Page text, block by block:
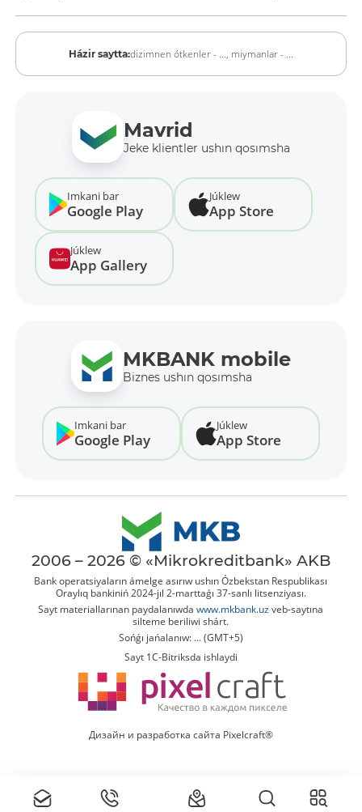
Házir saytta:dizimnen ótkenler - ..., miymanlar - ...
Mavrid
Jeke klientler ushın qosımsha
Imkani bar
Google Play
Júklew
App Store
Júklew
App Gallery
MKBANK mobile
Biznes ushın qosımsha
Imkani bar
Google Play
Júklew
App Store
2006 – 2026 © «Mikrokreditbank» AKB
Bank operatsiyaların ámelge asırıw ushın Ózbekstan Respublikası
Oraylıq bankiniń 2024-jıl 2-marttaǵı 37-sanlı litsenziyası.
Sayt materiallarınan paydalanıwdawww.mkbank.uz veb-saytına
silteme beriliwi shárt.
Sońǵı jańalanıw: ... (GMT+5)
Sayt 1C-Bitriksda ishlaydi
Дизайн и разработка сайта Pixelcraft®